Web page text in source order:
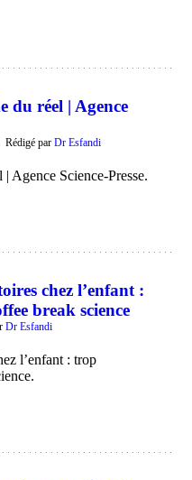
du réel | Agence
Rédigé parDr Esfandi
Agence Science-Presse.
chez l’enfant :
break science
Dr Esfandi
l’enfant : trop